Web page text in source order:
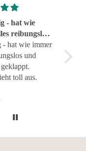
- hat wie
reibungslos
geklappt
- hat wie immer
und
toll aus.